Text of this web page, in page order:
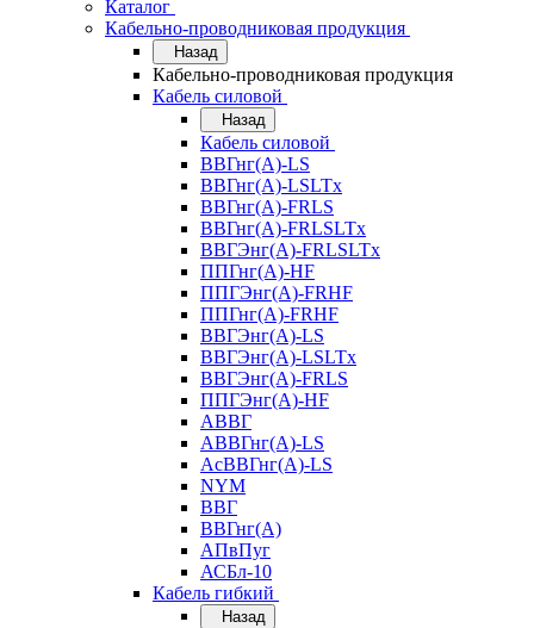
Каталог
Кабельно-проводниковая продукция
Назад
Кабельно-проводниковая продукция
Кабель силовой
Назад
Кабель силовой
ВВГнг(А)-LS
ВВГнг(А)-LSLTx
ВВГнг(А)-FRLS
ВВГнг(А)-FRLSLTx
ВВГЭнг(А)-FRLSLTx
ППГнг(А)-HF
ППГЭнг(А)-FRHF
ППГнг(А)-FRHF
ВВГЭнг(А)-LS
ВВГЭнг(А)-LSLTx
ВВГЭнг(А)-FRLS
ППГЭнг(А)-HF
АВВГ
АВВГнг(А)-LS
АсВВГнг(А)-LS
NYM
ВВГ
ВВГнг(А)
АПвПуг
АСБл-10
Кабель гибкий
Назад